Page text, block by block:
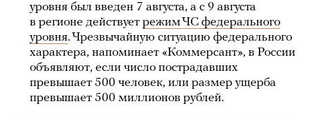
уровня был введен 7 августа, а с 9 августа
в регионе действует режим ЧС федерального
уровня. Чрезвычайную ситуацию федерального
характера, напоминает «Коммерсант», в России
объявляют, если число пострадавших
превышает 500 человек, или размер ущерба
превышает 500 миллионов рублей.